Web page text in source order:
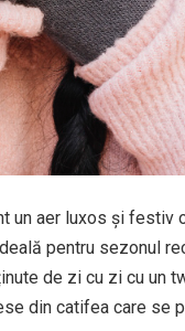
un aer luxos și festiv
pentru sezonul
de zi cu zi cu un
din catifea care se